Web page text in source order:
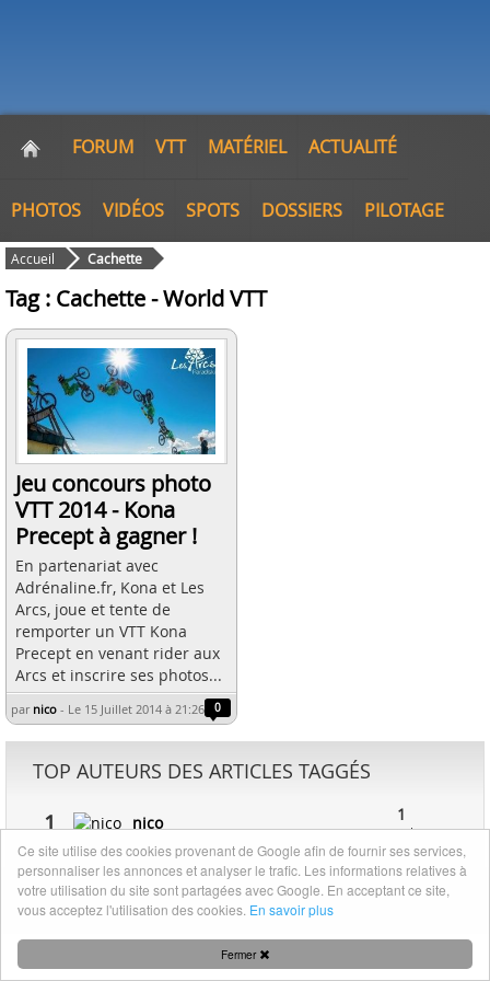
FORUM VTT MATÉRIEL ACTUALITÉ
PHOTOS VIDÉOS SPOTS DOSSIERS PILOTAGE
Accueil Cachette
Tag : Cachette - World VTT
Jeu concours photo
VTT 2014 - Kona
Precept à gagner !
En partenariat avec
Adrénaline.fr, Kona et Les
Arcs, joue et tente de
remporter un VTT Kona
Precept en venant rider aux
Arcs et inscrire ses photos...
par nico - Le 15 Juillet 2014 à 21:26 0
TOP AUTEURS DES ARTICLES TAGGÉS
1 nico 1
article
Mentions légales|Nous contacter
Fermer
Ce site utilise des cookies provenant de Google afin de fournir ses services,
personnaliser les annonces et analyser le trafic. Les informations relatives à
votre utilisation du site sont partagées avec Google. En acceptant ce site,
vous acceptez l'utilisation des cookies. En savoir plus